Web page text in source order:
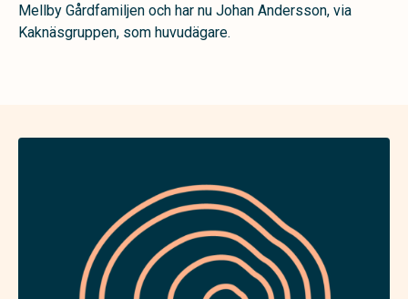
Mellby Gårdfamiljen och har nu Johan Andersson, via
Kaknäsgruppen, som huvudägare.